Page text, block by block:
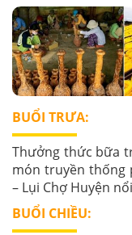
BUỔI TRƯA:
Thưởng thức bữa
món truyền thống
– Lụi Chợ Huyện
BUỔI CHIỀU: